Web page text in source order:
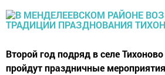
Второй год подряд в селе
пройдут праздничные